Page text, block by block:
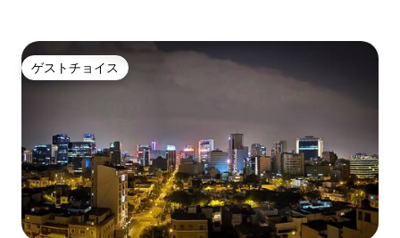
ゲストチョイス
ゲストチョイス